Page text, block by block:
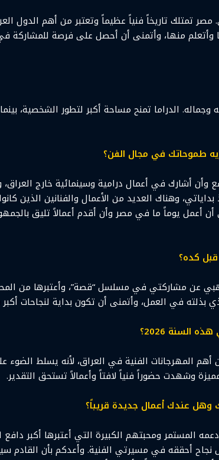
تمتلك تاريخاً فنياً عظيماً وتعتبر من أهم الدول
وأتعلم منها، وأتمنى أن أحصل على فرصة
الدراما تمنح مساحة أكبر لتطور الشخصية،
طموحاتك في مجال الفن؟
أشارك في أعمال درامية وسينمائية خارج
وهناك العديد من الأعمال والفنانين الذين
أن أعمل يوماً ما في مصر وأن أقدم أعمالاً تليق
كده؟
عن مشاركتي في مسلسل “قصة”، وأعتبرها من
بذلته في العمل، وأتمنى أن تكون بداية لنجاحات
2026؟
المهرجانات الفنية في العراق، لأنه يسلط الضوء
وشهدت حضوراً فنياً لافتاً وأعمالاً تستحق التقدير.
وهل عندك أعمال جديدة قريباً؟
المستمر ومحبتهم الكبيرة التي أعتبرها أكبر
أحققه في مسيرتي الفنية. وأعدكم بأن القادم